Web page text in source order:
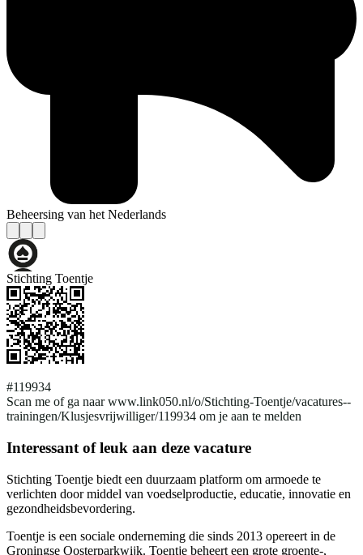
Beheersing van het Nederlands
Stichting Toentje
#119934
Scan me of ga naar www.link050.nl/o/Stichting-Toentje/vacatures--
trainingen/Klusjesvrijwilliger/119934 om je aan te melden
Interessant of leuk aan deze vacature
Stichting Toentje biedt een duurzaam platform om armoede te
verlichten door middel van voedselproductie, educatie, innovatie en
gezondheidsbevordering.
Toentje is een sociale onderneming die sinds 2013 opereert in de
Groningse Oosterparkwijk. Toentje beheert een grote groente-,